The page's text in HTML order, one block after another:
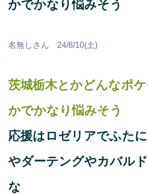
かでかなり悩みそう
名無しさん 24/8/10(土)
茨城栃木とかどんなポ
かでかなり悩みそう
応援はロゼリアでふた
やダーテングやカバル
な